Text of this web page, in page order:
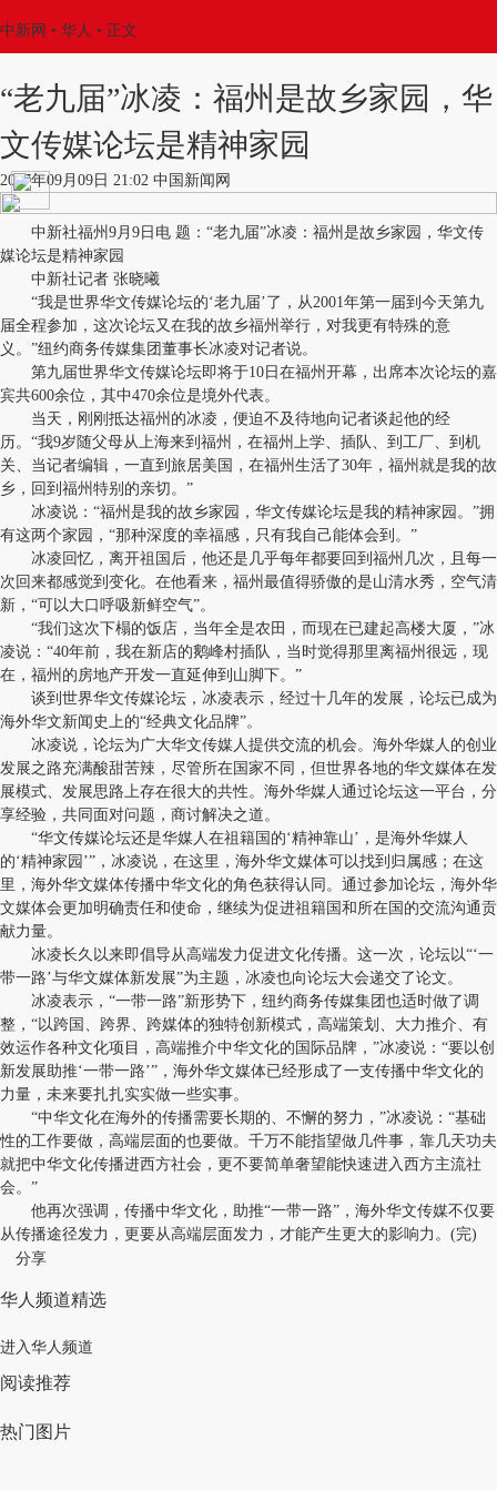
中新网 • 华人 • 正文
“老九届”冰凌：福州是故乡家园，华
文传媒论坛是精神家园
2017年09月09日 21:02 中国新闻网
中新社福州9月9日电 题：“老九届”冰凌：福州是故乡家园，华文传
媒论坛是精神家园
中新社记者 张晓曦
“我是世界华文传媒论坛的‘老九届’了，从2001年第一届到今天第九
届全程参加，这次论坛又在我的故乡福州举行，对我更有特殊的意
义。”纽约商务传媒集团董事长冰凌对记者说。
第九届世界华文传媒论坛即将于10日在福州开幕，出席本次论坛的嘉
宾共600余位，其中470余位是境外代表。
当天，刚刚抵达福州的冰凌，便迫不及待地向记者谈起他的经
历。“我9岁随父母从上海来到福州，在福州上学、插队、到工厂、到机
关、当记者编辑，一直到旅居美国，在福州生活了30年，福州就是我的故
乡，回到福州特别的亲切。”
冰凌说：“福州是我的故乡家园，华文传媒论坛是我的精神家园。”拥
有这两个家园，“那种深度的幸福感，只有我自己能体会到。”
冰凌回忆，离开祖国后，他还是几乎每年都要回到福州几次，且每一
次回来都感觉到变化。在他看来，福州最值得骄傲的是山清水秀，空气清
新，“可以大口呼吸新鲜空气”。
“我们这次下榻的饭店，当年全是农田，而现在已建起高楼大厦，”冰
凌说：“40年前，我在新店的鹅峰村插队，当时觉得那里离福州很远，现
在，福州的房地产开发一直延伸到山脚下。”
谈到世界华文传媒论坛，冰凌表示，经过十几年的发展，论坛已成为
海外华文新闻史上的“经典文化品牌”。
冰凌说，论坛为广大华文传媒人提供交流的机会。海外华媒人的创业
发展之路充满酸甜苦辣，尽管所在国家不同，但世界各地的华文媒体在发
展模式、发展思路上存在很大的共性。海外华媒人通过论坛这一平台，分
享经验，共同面对问题，商讨解决之道。
“华文传媒论坛还是华媒人在祖籍国的‘精神靠山’，是海外华媒人
的‘精神家园’”，冰凌说，在这里，海外华文媒体可以找到归属感；在这
里，海外华文媒体传播中华文化的角色获得认同。通过参加论坛，海外华
文媒体会更加明确责任和使命，继续为促进祖籍国和所在国的交流沟通贡
献力量。
冰凌长久以来即倡导从高端发力促进文化传播。这一次，论坛以“‘一
带一路’与华文媒体新发展”为主题，冰凌也向论坛大会递交了论文。
冰凌表示，“一带一路”新形势下，纽约商务传媒集团也适时做了调
整，“以跨国、跨界、跨媒体的独特创新模式，高端策划、大力推介、有
效运作各种文化项目，高端推介中华文化的国际品牌，”冰凌说：“要以创
新发展助推‘一带一路’”，海外华文媒体已经形成了一支传播中华文化的
力量，未来要扎扎实实做一些实事。
“中华文化在海外的传播需要长期的、不懈的努力，”冰凌说：“基础
性的工作要做，高端层面的也要做。千万不能指望做几件事，靠几天功夫
就把中华文化传播进西方社会，更不要简单奢望能快速进入西方主流社
会。”
他再次强调，传播中华文化，助推“一带一路”，海外华文传媒不仅要
从传播途径发力，更要从高端层面发力，才能产生更大的影响力。(完)
分享
华人频道精选
进入华人频道
阅读推荐
热门图片